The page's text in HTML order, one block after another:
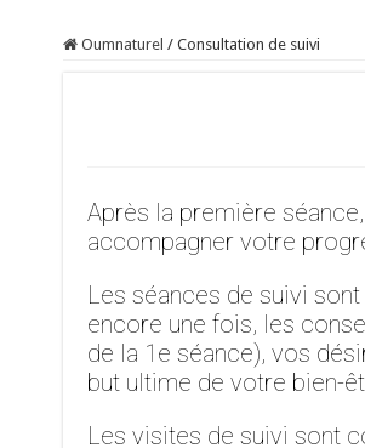
Oumnaturel / Consultation de suivi
Après la première
accompagner votre
Les séances de suivi
encore une fois, les
de la 1e séance), vos
but ultime de votre bien-
Les visites de suivi sont